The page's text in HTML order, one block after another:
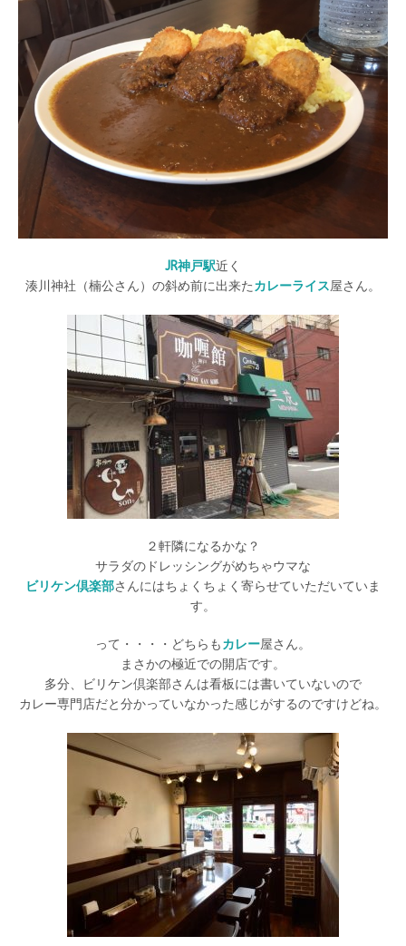
JR神戸駅近く
湊川神社（楠公さん）の斜め前に出来たカレーライス屋さん。
２軒隣になるかな？
サラダのドレッシングがめちゃウマな
ビリケン倶楽部さんにはちょくちょく寄らせていただいていま
す。
って・・・・どちらもカレー屋さん。
まさかの極近での開店です。
多分、ビリケン倶楽部さんは看板には書いていないので
カレー専門店だと分かっていなかった感じがするのですけどね。